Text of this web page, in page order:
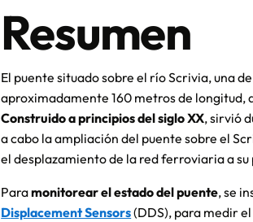
Resumen
El puente situado sobre el río Scrivia, una
aproximadamente 160 metros de longitud,
Construido a principios del siglo XX, sirvió
a cabo la ampliación del puente sobre el
el desplazamiento de la red ferroviaria a
Paramonitorear el estado del puente, se
Displacement Sensors(DDS), para medir